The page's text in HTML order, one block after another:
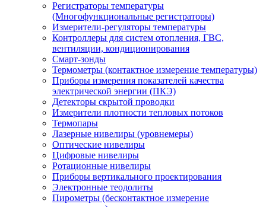
Регистраторы температуры
(Многофункциональные регистраторы)
Измерители-регуляторы температуры
Контроллеры для систем отопления, ГВС,
вентиляции, кондиционирования
Смарт-зонды
Термометры (контактное измерение температуры)
Приборы измерения показателей качества
электрической энергии (ПКЭ)
Детекторы скрытой проводки
Измерители плотности тепловых потоков
Термопары
Лазерные нивелиры (уровнемеры)
Оптические нивелиры
Цифровые нивелиры
Ротационные нивелиры
Приборы вертикального проектирования
Электронные теодолиты
Пирометры (бесконтактное измерение